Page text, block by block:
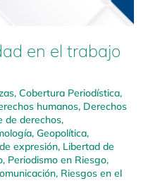
en el trabajo
, Cobertura Periodística,
humanos, Derechos
de derechos,
, Geopolítica,
expresión, Libertad de
, Periodismo en Riesgo,
, Riesgos en el